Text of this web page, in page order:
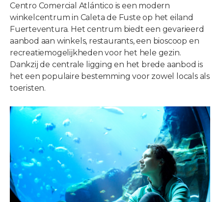
Centro Comercial Atlántico is een modern
winkelcentrum in Caleta de Fuste op het eiland
Fuerteventura. Het centrum biedt een gevarieerd
aanbod aan winkels, restaurants, een bioscoop en
recreatiemogelijkheden voor het hele gezin.
Dankzij de centrale ligging en het brede aanbod is
het een populaire bestemming voor zowel locals als
toeristen.